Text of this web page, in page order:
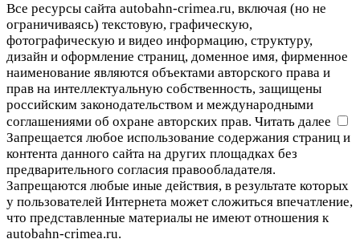
Все ресурсы сайта autobahn-crimea.ru, включая (но не
ограничиваясь) текстовую, графическую,
фотографическую и видео информацию, структуру,
дизайн и оформление страниц, доменное имя, фирменное
наименование являются объектами авторского права и
прав на интеллектуальную собственность, защищены
российским законодательством и международными
соглашениями об охране авторских прав. Читать далее
Запрещается любое использование содержания страниц и
контента данного сайта на других площадках без
предварительного согласия правообладателя.
Запрещаются любые иные действия, в результате которых
у пользователей Интернета может сложиться впечатление,
что представленные материалы не имеют отношения к
autobahn-crimea.ru.